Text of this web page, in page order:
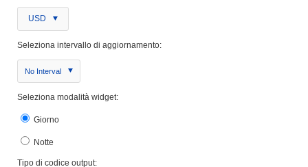
USD
Seleziona intervallo di aggiornamento:
No Interval
Seleziona modalità widget:
Giorno
Notte
Tipo di codice output: